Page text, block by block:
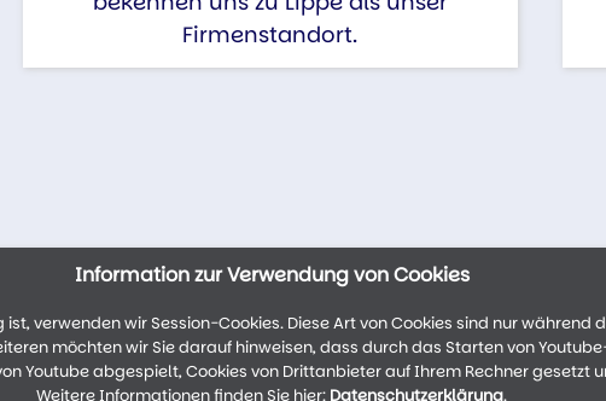
Firmenstandort.
Information zur Verwendung von Cookies
verwenden wir Session-Cookies. Diese Art von Cookies sind nur während
möchten wir Sie darauf hinweisen, dass durch das Starten von
Youtube abgespielt, Cookies von Drittanbieter auf Ihrem Rechner gesetzt
Weitere Informationen finden Sie hier: Datenschutzerklärung.